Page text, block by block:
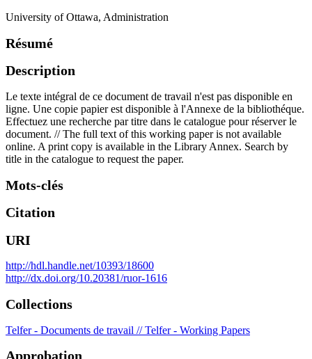
University of Ottawa, Administration
Résumé
Description
Le texte intégral de ce document de travail n'est pas disponible en
ligne. Une copie papier est disponible à l'Annexe de la bibliothéque.
Effectuez une recherche par titre dans le catalogue pour réserver le
document. // The full text of this working paper is not available
online. A print copy is available in the Library Annex. Search by
title in the catalogue to request the paper.
Mots-clés
Citation
URI
http://hdl.handle.net/10393/18600
http://dx.doi.org/10.20381/ruor-1616
Collections
Telfer - Documents de travail // Telfer - Working Papers
Approbation